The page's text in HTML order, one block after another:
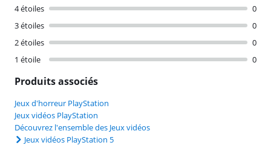
4 étoiles
0
3 étoiles
0
2 étoiles
0
1 étoile
0
Produits associés
Jeux d'horreur PlayStation
Jeux vidéos PlayStation
Découvrez l'ensemble des Jeux vidéos
Jeux vidéos PlayStation 5